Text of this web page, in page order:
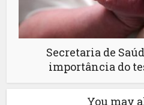
Secretaria de
importância do
You may